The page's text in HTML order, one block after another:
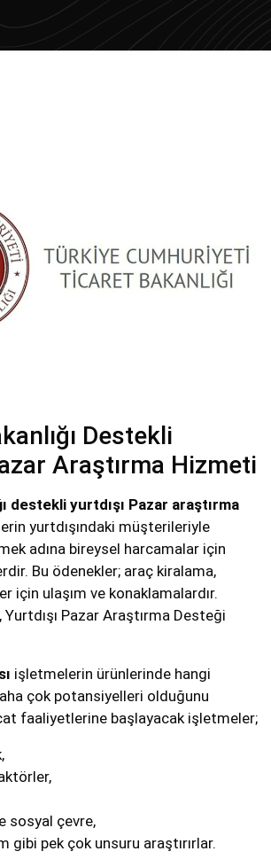
Destekli
Araştırma Hizmeti
destekli yurtdışı Pazar araştırma
yurtdışındaki müşterileriyle
adına bireysel harcamalar için
Bu ödenekler; araç kiralama,
için ulaşım ve konaklamalardır.
Yurtdışı Pazar Araştırma Desteği
işletmelerin ürünlerinde hangi
çok potansiyelleri olduğunu
faaliyetlerine başlayacak işletmeler;
sosyal çevre,
gibi pek çok unsuru araştırırlar.